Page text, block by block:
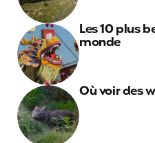
Les 10 plus
monde
Où voir des